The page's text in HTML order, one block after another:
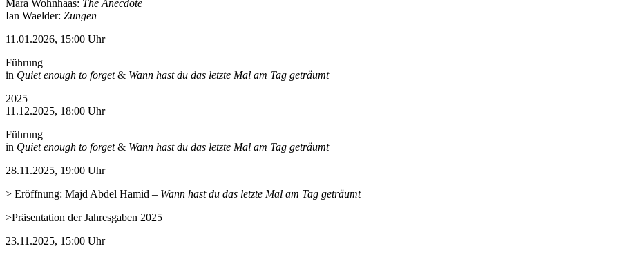
Mara Wohnhaas: The Anecdote
Ian Waelder: Zungen
11.01.2026, 15:00 Uhr
Führung
in Quiet enough to forget& Wann hast du das letzte Mal am Tag geträumt
2025
11.12.2025, 18:00 Uhr
Führung
in Quiet enough to forget& Wann hast du das letzte Mal am Tag geträumt
28.11.2025, 19:00 Uhr
> Eröffnung: Majd Abdel Hamid – Wann hast du das letzte Mal am Tag geträumt
>Präsentation der Jahresgaben 2025
23.11.2025, 15:00 Uhr